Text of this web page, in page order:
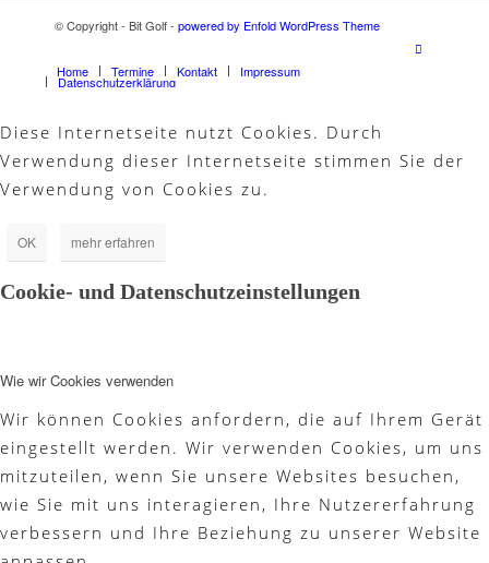
© Copyright - Bit Golf - powered by Enfold WordPress Theme
Home Termine Kontakt Impressum
Datenschutzerklärung
Diese Internetseite nutzt Cookies. Durch
Verwendung dieser Internetseite stimmen Sie der
Verwendung von Cookies zu.
OK mehr erfahren
Cookie- und Datenschutzeinstellungen
Wie wir Cookies verwenden
Wir können Cookies anfordern, die auf Ihrem Gerät
eingestellt werden. Wir verwenden Cookies, um uns
mitzuteilen, wenn Sie unsere Websites besuchen,
wie Sie mit uns interagieren, Ihre Nutzererfahrung
verbessern und Ihre Beziehung zu unserer Website